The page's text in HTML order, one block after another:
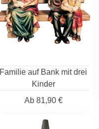
Familie auf Bank mit drei
Kinder
Ab81,90 €